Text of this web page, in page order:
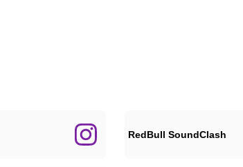
RedBull SoundClash